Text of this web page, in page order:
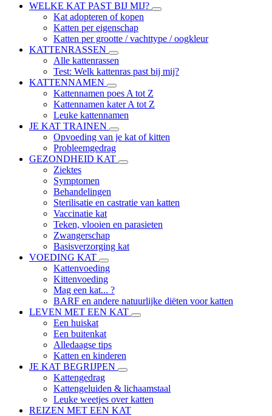
WELKE KAT PAST BIJ MIJ?
Kat adopteren of kopen
Katten per eigenschap
Katten per grootte / vachttype / oogkleur
KATTENRASSEN
Alle kattenrassen
Test: Welk kattenras past bij mij?
KATTENNAMEN
Kattennamen poes A tot Z
Kattennamen kater A tot Z
Leuke kattennamen
JE KAT TRAINEN
Opvoeding van je kat of kitten
Probleemgedrag
GEZONDHEID KAT
Ziektes
Symptomen
Behandelingen
Sterilisatie en castratie van katten
Vaccinatie kat
Teken, vlooien en parasieten
Zwangerschap
Basisverzorging kat
VOEDING KAT
Kattenvoeding
Kittenvoeding
Mag een kat... ?
BARF en andere natuurlijke diëten voor katten
LEVEN MET EEN KAT
Een huiskat
Een buitenkat
Alledaagse tips
Katten en kinderen
JE KAT BEGRIJPEN
Kattengedrag
Kattengeluiden & lichaamstaal
Leuke weetjes over katten
REIZEN MET EEN KAT